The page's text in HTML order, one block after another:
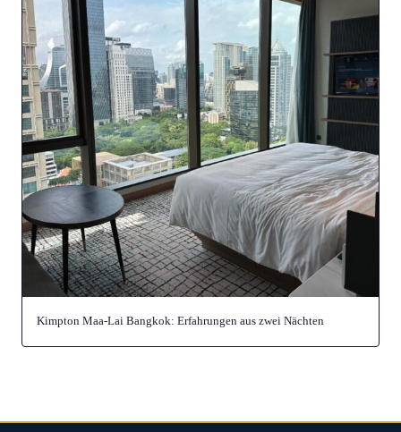
Kimpton Maa-Lai Bangkok: Erfahrungen aus zwei Nächten